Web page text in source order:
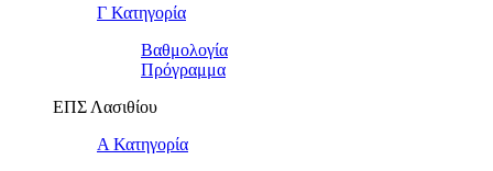
Γ Κατηγορία
Βαθμολογία
Πρόγραμμα
ΕΠΣ Λασιθίου
Α Κατηγορία